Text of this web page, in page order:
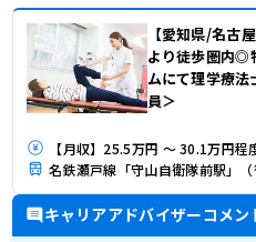
【愛知県/名古
より徒歩圏内◎
ムにて理学療法
員＞
【月収】25.5万円 ～ 30.1万円程
名鉄瀬戸線「守山自衛隊前駅」（
キャリアアドバイザーコメン